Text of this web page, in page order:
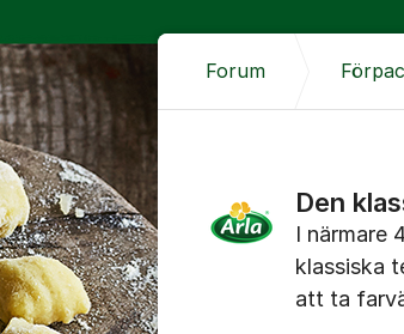
Forum
Den
I närmare
klassiska
att ta